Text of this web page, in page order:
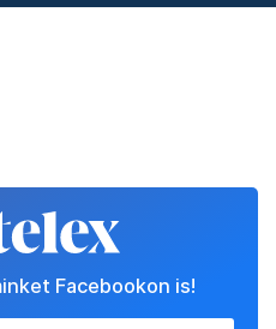
Facebookon is!